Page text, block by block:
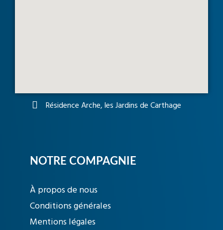
Résidence Arche, les Jardins de Carthage
NOTRE COMPAGNIE
À propos de nous
Conditions générales
Mentions légales